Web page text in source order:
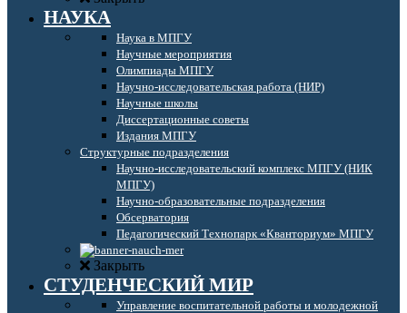
НАУКА
Наука в МПГУ
Научные мероприятия
Олимпиады МПГУ
Научно-исследовательская работа (НИР)
Научные школы
Диссертационные советы
Издания МПГУ
Структурные подразделения
Научно-исследовательский комплекс МПГУ (НИК
МПГУ)
Научно-образовательные подразделения
Обсерватория
Педагогический Технопарк «Кванториум» МПГУ
Закрыть
СТУДЕНЧЕСКИЙ МИР
Управление воспитательной работы и молодежной